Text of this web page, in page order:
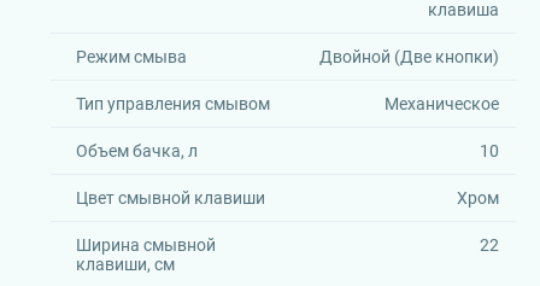
клавиша
Режим смыва Двойной (Две кнопки)
Тип управления смывом Механическое
Объем бачка, л 10
Цвет смывной клавиши Хром
Ширина смывной
клавиши, см
22